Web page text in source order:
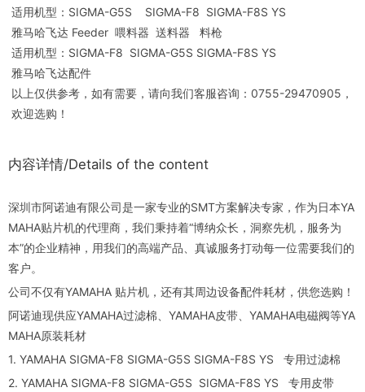
适用机型：SIGMA-G5S SIGMA-F8 SIGMA-F8S YS
雅马哈飞达 Feeder 喂料器 送料器 料枪
适用机型：SIGMA-F8 SIGMA-G5S SIGMA-F8S YS
雅马哈飞达配件
以上仅供参考，如有需要，请向我们客服咨询：0755-29470905，
欢迎选购！
内容详情/Details of the content
深圳市阿诺迪有限公司是一家专业的SMT方案解决专家，作为日本YA
MAHA贴片机的代理商，我们秉持着“博纳众长，洞察先机，服务为
本”的企业精神，用我们的高端产品、真诚服务打动每一位需要我们的
客户。
公司不仅有YAMAHA 贴片机，还有其周边设备配件耗材，供您选购！
阿诺迪现供应YAMAHA过滤棉、YAMAHA皮带、YAMAHA电磁阀等YA
MAHA原装耗材
1. YAMAHA SIGMA-F8 SIGMA-G5S SIGMA-F8S YS 专用过滤棉
2. YAMAHA SIGMA-F8 SIGMA-G5S SIGMA-F8S YS 专用皮带